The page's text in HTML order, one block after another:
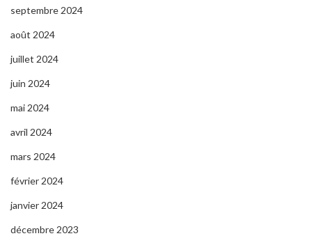
septembre 2024
août 2024
juillet 2024
juin 2024
mai 2024
avril 2024
mars 2024
février 2024
janvier 2024
décembre 2023